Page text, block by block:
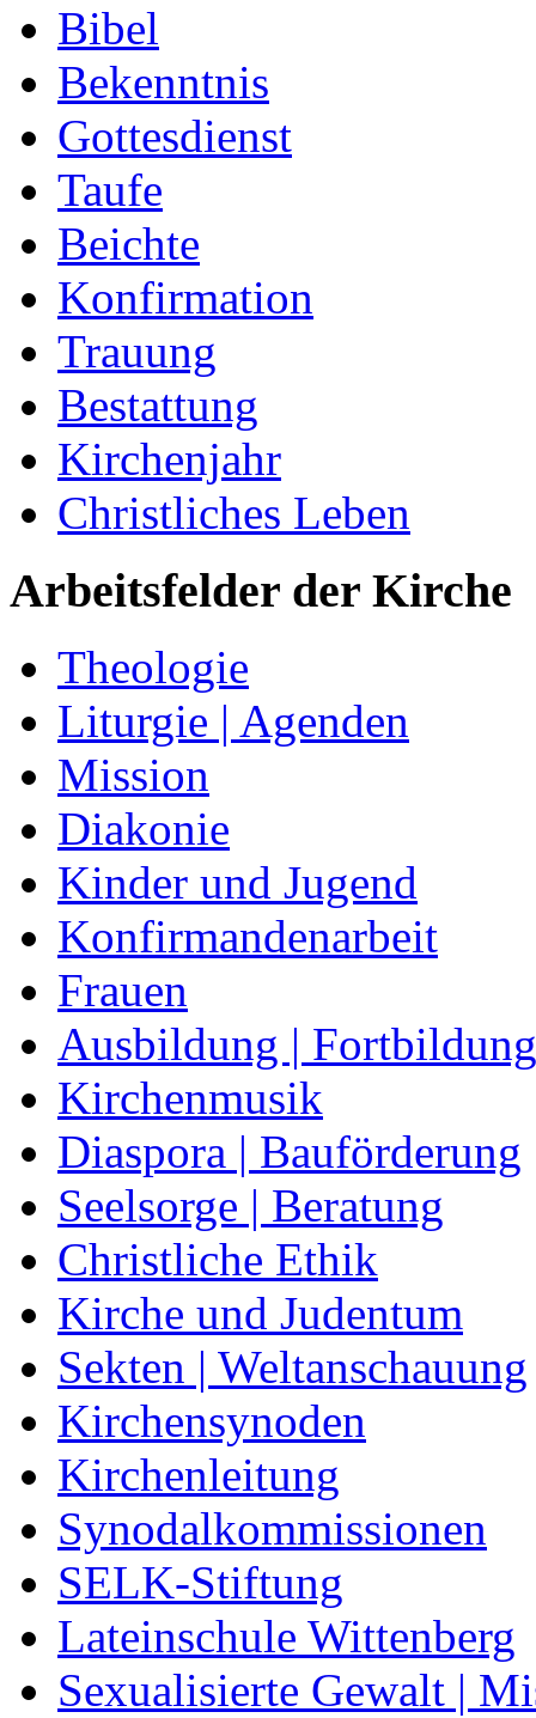
Bibel
Bekenntnis
Gottesdienst
Taufe
Beichte
Konfirmation
Trauung
Bestattung
Kirchenjahr
Christliches Leben
Arbeitsfelder der Kirche
Theologie
Liturgie | Agenden
Mission
Diakonie
Kinder und Jugend
Konfirmandenarbeit
Frauen
Ausbildung | Fortbildung
Kirchenmusik
Diaspora | Bauförderung
Seelsorge | Beratung
Christliche Ethik
Kirche und Judentum
Sekten | Weltanschauung
Kirchensynoden
Kirchenleitung
Synodalkommissionen
SELK-Stiftung
Lateinschule Wittenberg
Sexualisierte Gewalt |